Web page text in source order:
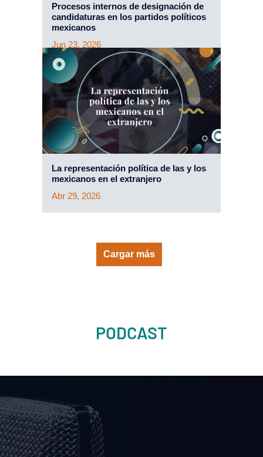
Procesos internos de designación de
candidaturas en los partidos políticos
mexicanos
Jun 23, 2026
La representación política de las y los
mexicanos en el extranjero
Abr 29, 2026
Cargar más
PODCAST